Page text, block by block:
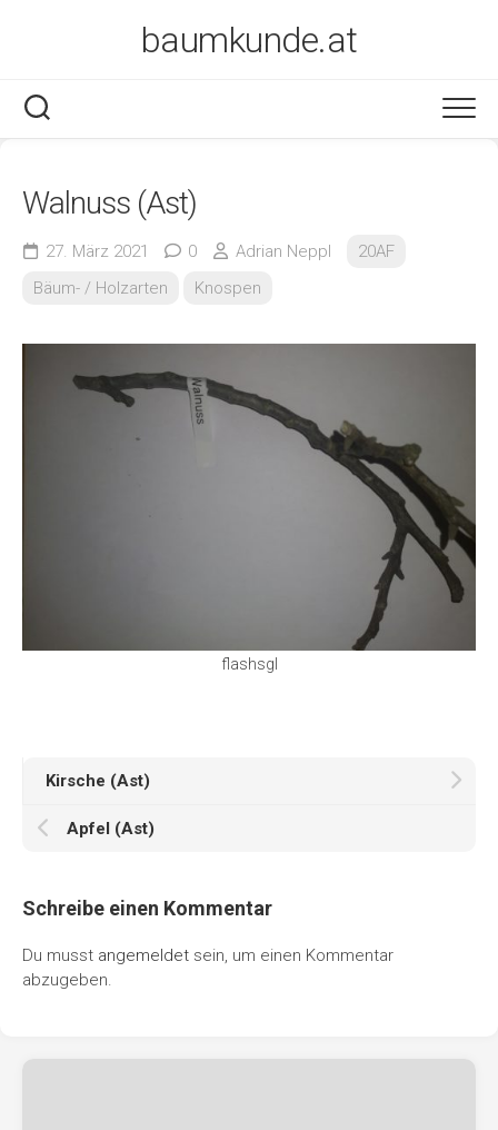
baumkunde.at
Walnuss (Ast)
27. März 2021 0 Adrian Neppl
20AF
Bäum- / Holzarten
Knospen
flashsgl
Kirsche (Ast)
Apfel (Ast)
Schreibe einen Kommentar
Du musst angemeldet sein, um einen Kommentar
abzugeben.